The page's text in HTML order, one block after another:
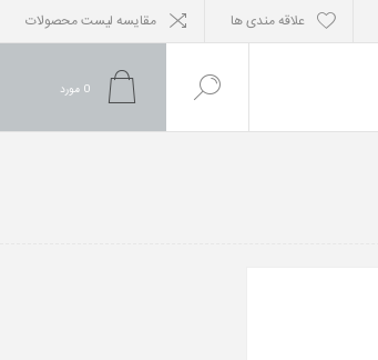
علاقه مندی ها مقایسه لیست محصولات
0 مورد